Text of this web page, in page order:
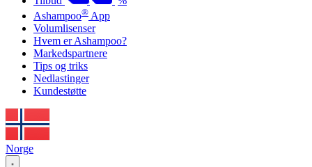
Ashampoo® App
Volumlisenser
Hvem er Ashampoo?
Markedspartnere
Tips og triks
Nedlastinger
Kundestøtte
Norge